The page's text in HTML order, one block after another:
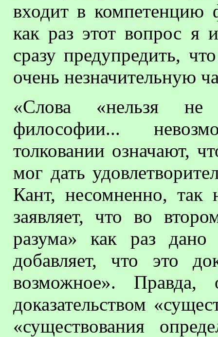
входит в
как раз этот вопрос я
сразу предупредить,
очень незначительную
«Слова «нельзя не
философии...
толковании означают,
мог дать
Кант, несомненно,
заявляет, что во
разума» как раз дано
добавляет, что это
возможное».
доказательством
«существования